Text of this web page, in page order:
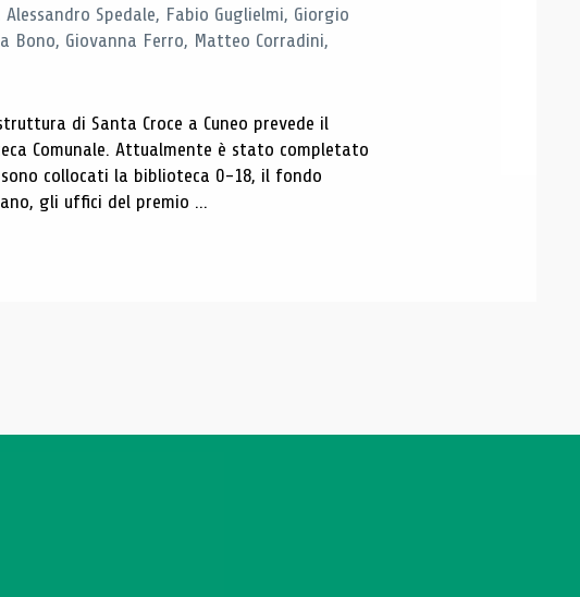
Spedale, Fabio Guglielmi, Giorgio
Bono, Giovanna Ferro, Matteo Corradini,
di Santa Croce a Cuneo prevede il
Comunale. Attualmente è stato completato
collocati la biblioteca 0-18, il fondo
gli uffici del premio ...